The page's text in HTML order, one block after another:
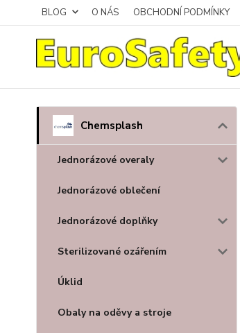
BLOG O NÁS OBCHODNÍ PODMÍNKY
Chemsplash
Jednorázové overaly
Jednorázové oblečení
Jednorázové doplňky
Sterilizované ozářením
Úklid
Obaly na oděvy a stroje